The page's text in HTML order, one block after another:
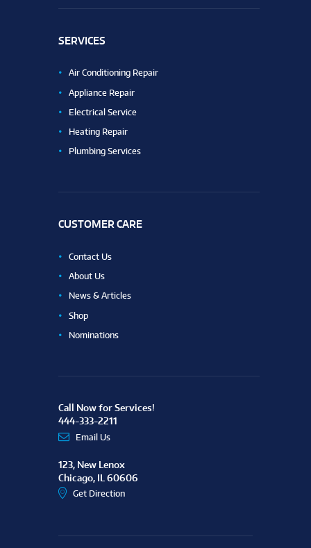
SERVICES
Air Conditioning Repair
Appliance Repair
Electrical Service
Heating Repair
Plumbing Services
CUSTOMER CARE
Contact Us
About Us
News & Articles
Shop
Nominations
Call Now for Services!
444-333-2211
Email Us
123, New Lenox
Chicago, IL 60606
Get Direction